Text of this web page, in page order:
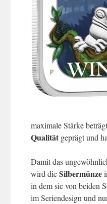
maximale Stärke
Qualität geprägt und
Damit das
wird dieSilbermünze
in dem sie von beiden
im Seriendesign und